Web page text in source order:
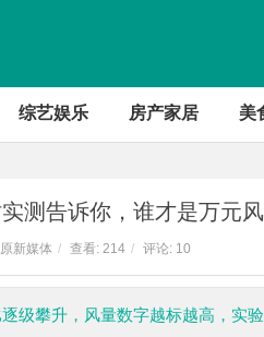
综艺娱乐 房产家居 美
测告诉你，谁才是万元
新媒体 / 查看: 214 / 评论: 10
级攀升，风量数字越标越高，实